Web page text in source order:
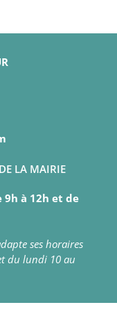
LA MAIRIE
à 12h et de
ses horaires
du lundi 10 au